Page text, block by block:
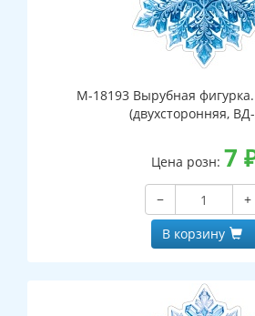
М-18193 Вырубная
(двухсторонняя,
Цена розн: 7
−
+
В корзину